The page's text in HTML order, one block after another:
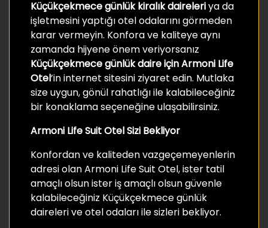
Küçükçekmece günlük kiralık daireleriya da
işletmesini yaptığı otel odalarını görmeden
karar vermeyin. Konfora ve kaliteye aynı
zamanda hijyene önem veriyorsanız
Küçükçekmece günlük daire için Armoni Life
Otel’in internet sitesini ziyaret edin. Mutlaka
size uygun, gönül rahatlığı ile kalabileceğiniz
bir konaklama seçeneğine ulaşabilirsiniz.
Armoni Life Suit Otel Sizi Bekliyor
Konfordan ve kaliteden vazgeçemeyenlerin
adresi olan Armoni Life Suit Otel, ister tatil
amaçlı olsun ister iş amaçlı olsun güvenle
kalabileceğiniz Küçükçekmece günlük
daireleri ve otel odaları ile sizleri bekliyor.